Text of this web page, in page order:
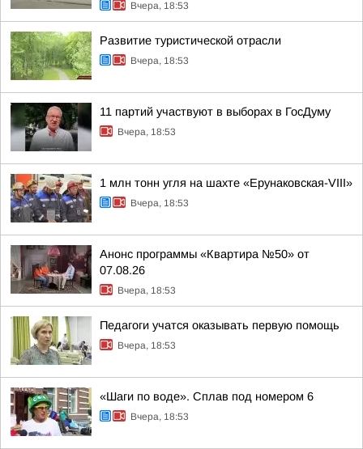
Вчера, 18:53
Развитие туристической отрасли
Вчера, 18:53
11 партий участвуют в выборах в ГосДуму
Вчера, 18:53
1 млн тонн угля на шахте «Ерунаковская-VIII»
Вчера, 18:53
Анонс программы «Квартира №50» от
07.08.26
Вчера, 18:53
Педагоги учатся оказывать первую помощь
Вчера, 18:53
«Шаги по воде». Сплав под номером 6
Вчера, 18:53